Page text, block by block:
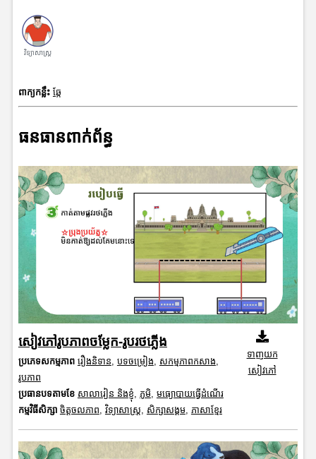
វិទ្យាសាស្រ្ត
ពាក្យកន្លឹះ ឆ្កែ
ធនធានពាក់ព័ន្ធ
សៀវភៅរូបភាពចម្លែក-រូបរថភ្លើង
ប្រភេទសកម្មភាព រឿងនិទាន បទចម្រៀង សកម្មភាពកសាង
រូបភាព
ប្រធានបទតាមខែ សាលារៀន និងខ្ញុំ ភូមិ, មធ្យោបាយធ្វើដំណើរ
កម្មវិធីសិក្សា ចិត្តចលភាព វិទ្យាសាស្រ្ត សិក្សាសង្គម, ភាសាខ្មែរ
ទាញយក
សៀវភៅ